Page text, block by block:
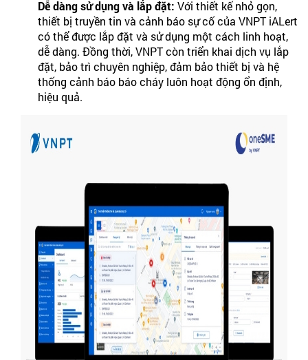
Dễ dàng sử dụng và lắp đặt: Với thiết kế nhỏ gọn,
thiết bị truyền tin và cảnh báo sự cố của VNPT iALert
có thể được lắp đặt và sử dụng một cách linh hoạt,
dễ dàng. Đồng thời, VNPT còn triển khai dịch vụ lắp
đặt, bảo trì chuyên nghiệp, đảm bảo thiết bị và hệ
thống cảnh báo báo cháy luôn hoạt động ổn định,
hiệu quả.